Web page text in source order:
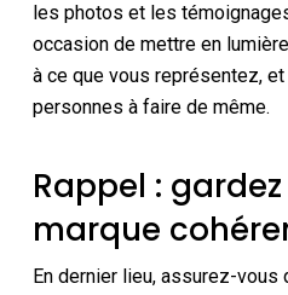
les photos et les
occasion de mettre en
à ce que vous représentez, et
personnes à faire de même.
Rappel :
marque
En dernier lieu, assurez-